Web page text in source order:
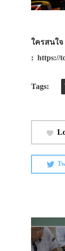
ใครสนใ
: https://
Tags: